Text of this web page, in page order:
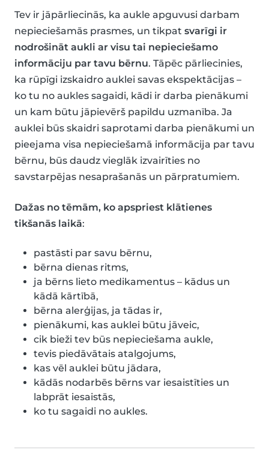
Tev ir jāpārliecinās, ka aukle apguvusi darbam
nepieciešamās prasmes, un tikpat svarīgi ir
nodrošināt aukli ar visu tai nepieciešamo
informāciju par tavu bērnu. Tāpēc pārliecinies,
ka rūpīgi izskaidro auklei savas ekspektācijas –
ko tu no aukles sagaidi, kādi ir darba pienākumi
un kam būtu jāpievērš papildu uzmanība. Ja
auklei būs skaidri saprotami darba pienākumi un
pieejama visa nepieciešamā informācija par tavu
bērnu, būs daudz vieglāk izvairīties no
savstarpējas nesaprašanās un pārpratumiem.
Dažas no tēmām, ko apspriest klātienes
tikšanās laikā:
pastāsti par savu bērnu,
bērna dienas ritms,
ja bērns lieto medikamentus – kādus un
kādā kārtībā,
bērna alerģijas, ja tādas ir,
pienākumi, kas auklei būtu jāveic,
cik bieži tev būs nepieciešama aukle,
tevis piedāvātais atalgojums,
kas vēl auklei būtu jādara,
kādās nodarbēs bērns var iesaistīties un
labprāt iesaistās,
ko tu sagaidi no aukles.